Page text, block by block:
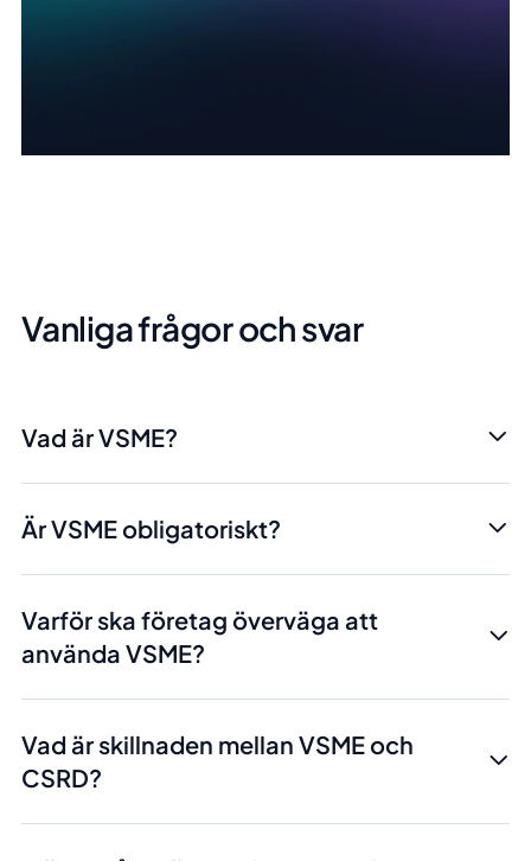
Vanliga frågor och svar
Vad är VSME?
Är VSME obligatoriskt?
Varför ska företag överväga att
använda VSME?
Vad är skillnaden mellan VSME och
CSRD?